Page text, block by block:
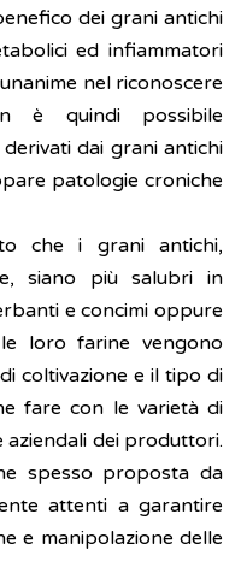
dei grani antichi
ed infiammatori
nel riconoscere
è quindi possibile
dai grani antichi
patologie croniche
che i grani antichi,
siano più salubri in
e concimi oppure
loro farine vengono
coltivazione e il tipo di
fare con le varietà di
dei produttori.
spesso proposta da
attenti a garantire
e manipolazione delle